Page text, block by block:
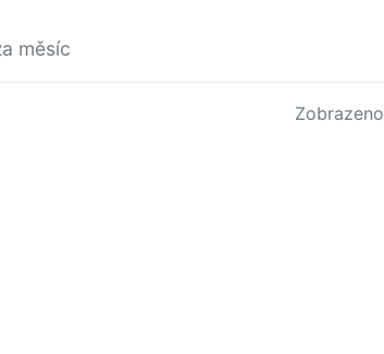
měsíc
Zobrazeno